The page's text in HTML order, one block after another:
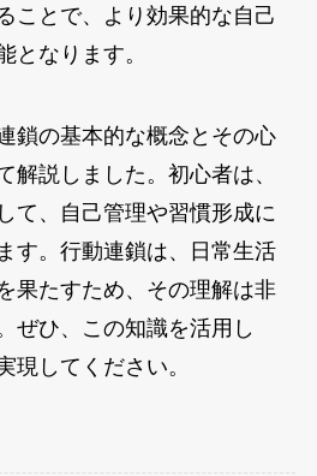
ことで、より効果的な自己
となります。
鎖の基本的な概念とその心
解説しました。初心者は、
て、自己管理や習慣形成に
す。行動連鎖は、日常生活
果たすため、その理解は非
ぜひ、この知識を活用し
現してください。